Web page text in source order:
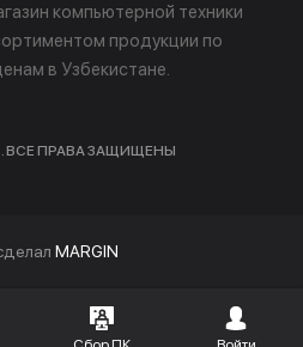
компьютерной техники
продукции по
в Узбекистане.
ВСЕ ПРАВА ЗАЩИЩЕНЫ
MARGIN